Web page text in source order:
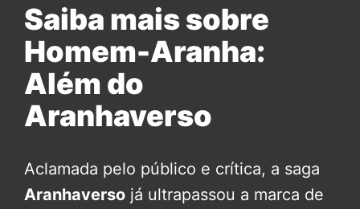
Saiba mais sobre
Homem-Aranha:
Além do
Aranhaverso
Aclamada pelo público e crítica, a saga
Aranhaverso já ultrapassou a marca de